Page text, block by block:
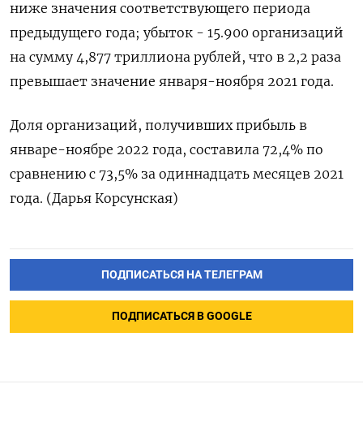
ниже значения соответствующего периода
предыдущего года; убыток - 15.900 организаций
на сумму 4,877 триллиона рублей, что в 2,2 раза
превышает значение января-ноября 2021 года.
Доля организаций, получивших прибыль в
январе-ноябре 2022 года, составила 72,4% по
сравнению с 73,5% за одиннадцать месяцев 2021
года. (Дарья Корсунская)
ПОДПИСАТЬСЯ НА ТЕЛЕГРАМ
ПОДПИСАТЬСЯ В GOOGLE